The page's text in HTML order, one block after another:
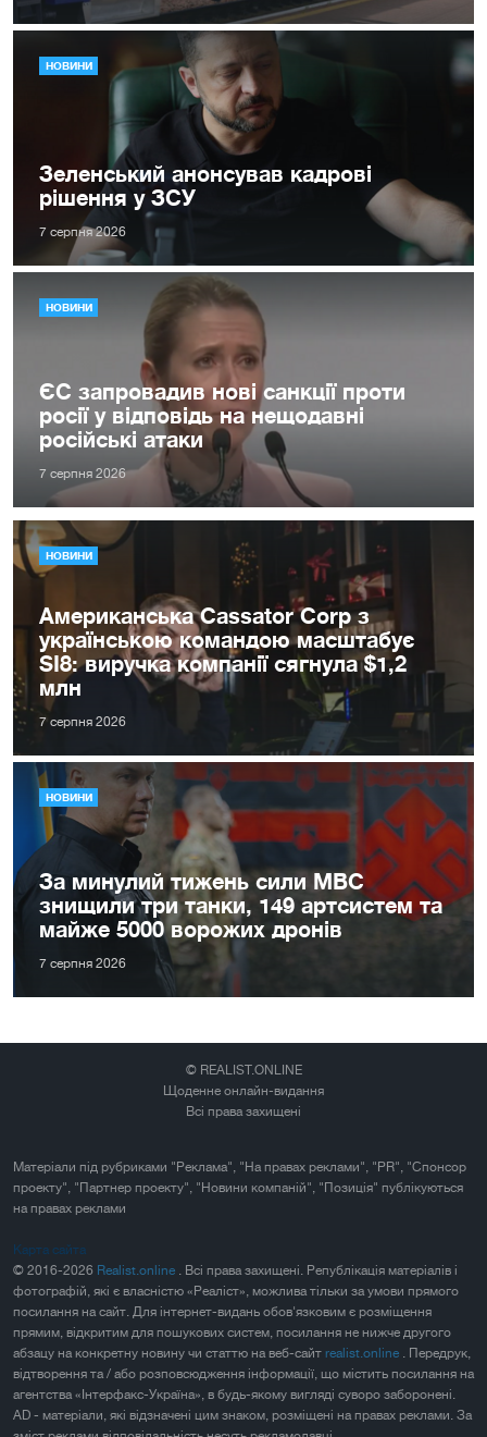
НОВИНИ
Зеленський анонсував кадрові
рішення у ЗСУ
7 серпня 2026
НОВИНИ
ЄС запровадив нові санкції проти
росії у відповідь на нещодавні
російські атаки
7 серпня 2026
НОВИНИ
Американська Cassator Corp з
українською командою масштабує
SI8: виручка компанії сягнула $1,2
млн
7 серпня 2026
НОВИНИ
За минулий тижень сили МВС
знищили три танки, 149 артсистем та
майже 5000 ворожих дронів
7 серпня 2026
© REALIST.ONLINE
Щоденне онлайн-видання
Всі права захищені
Матеріали під рубриками "Реклама", "На правах реклами", "PR", "Спонсор
проекту", "Партнер проекту", "Новини компаній", "Позиція" публікуються
на правах реклами
Карта сайта
© 2016-2026 Realist.online . Всі права захищені. Републікація матеріалів і
фотографій, які є власністю «Реаліст», можлива тільки за умови прямого
посилання на сайт. Для інтернет-видань обов'язковим є розміщення
прямим, відкритим для пошукових систем, посилання не нижче другого
абзацу на конкретну новину чи статтю на веб-сайт realist.online . Передрук,
відтворення та / або розповсюдження інформації, що містить посилання на
агентства «Інтерфакс-Україна», в будь-якому вигляді суворо заборонені.
AD - матеріали, які відзначені цим знаком, розміщені на правах реклами. За